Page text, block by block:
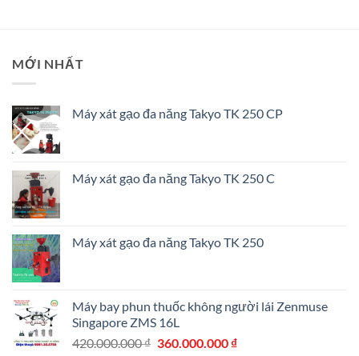
MỚI NHẤT
Máy xát gạo đa năng Takyo TK 250 CP
Máy xát gạo đa năng Takyo TK 250 C
Máy xát gạo đa năng Takyo TK 250
Máy bay phun thuốc không người lái Zenmuse
Singapore ZMS 16L
420.000.000₫ Giá
360.000.000 ₫Giá